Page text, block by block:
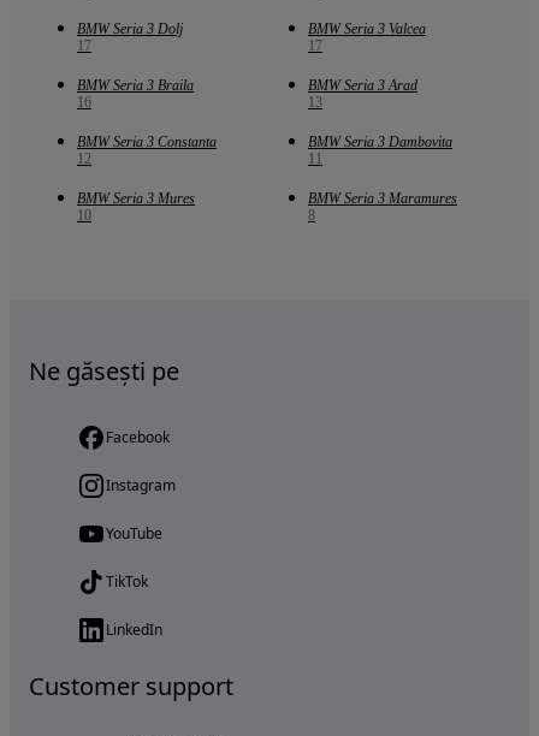
BMW Seria 3 Dolj
17
BMW Seria 3 Valcea
17
BMW Seria 3 Braila
16
BMW Seria 3 Arad
13
BMW Seria 3 Constanta
12
BMW Seria 3 Dambovita
11
BMW Seria 3 Mures
10
BMW Seria 3 Maramures
8
Ne găsești pe
Facebook
Instagram
YouTube
TikTok
LinkedIn
Customer support